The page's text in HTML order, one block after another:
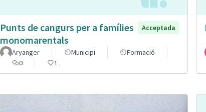
Punts de cangurs per a famílies
monomarentals
Acceptada
Aryanger Municipi
Formació
0
1